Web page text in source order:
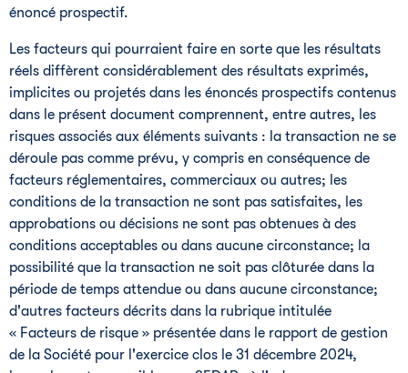
énoncé prospectif.
Les facteurs qui pourraient faire en sorte que les résultats
réels diffèrent considérablement des résultats exprimés,
implicites ou projetés dans les énoncés prospectifs contenus
dans le présent document comprennent, entre autres, les
risques associés aux éléments suivants : la transaction ne se
déroule pas comme prévu, y compris en conséquence de
facteurs réglementaires, commerciaux ou autres; les
conditions de la transaction ne sont pas satisfaites, les
approbations ou décisions ne sont pas obtenues à des
conditions acceptables ou dans aucune circonstance; la
possibilité que la transaction ne soit pas clôturée dans la
période de temps attendue ou dans aucune circonstance;
d'autres facteurs décrits dans la rubrique intitulée
« Facteurs de risque » présentée dans le rapport de gestion
de la Société pour l'exercice clos le 31 décembre 2024,